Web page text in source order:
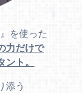
を使った
力だけで
ト。
添う